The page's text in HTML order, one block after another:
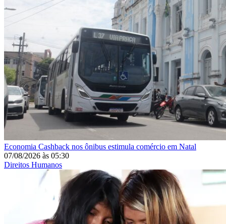
Economia Cashback nos ônibus estimula comércio em Natal
07/08/2026 às 05:30
Direitos Humanos